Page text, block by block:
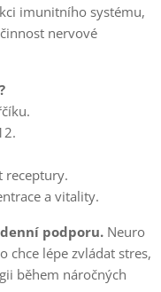
imunitního systému,
nervové
receptury.
a vitality.
podporu. Neuro
chce lépe zvládat stres,
během náročných